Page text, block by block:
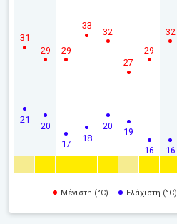
21
31
20
29
17
29
18
33
20
32
19
27
16
29
16
32
Μέγιστη (°C) Ελάχιστη (°C)